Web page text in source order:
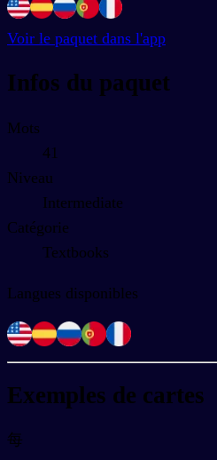
Voir le paquet dans l'app
Infos du paquet
Mots
41
Niveau
Intermediate
Catégorie
Textbooks
Langues disponibles
Exemples de cartes
每